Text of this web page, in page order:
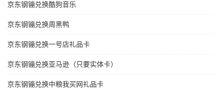
京东钢镚兑换酷狗音乐
京东钢镚兑换周黑鸭
京东钢镚兑换一号店礼品卡
京东钢镚兑换亚马逊（只要实体卡）
京东钢镚兑换中粮我买网礼品卡